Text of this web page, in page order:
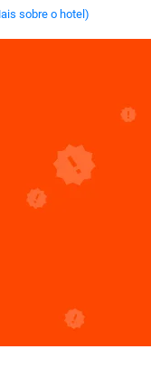
sobre o hotel)